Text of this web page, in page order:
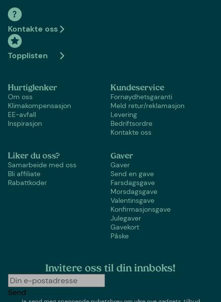
Kontakte oss
Topplisten
Hurtiglenker
Om oss
Klimakompensasjon
EE-avfall
Inspirasjon
Kundeservice
Fornøydhetsgaranti
Meld retur/reklamasjon
Levering
Bedriftsordre
Kontakte oss
Liker du oss?
Samarbeide med oss
Bli affiliate
Rabattkoder
Gaver
Gaver
Send en gave
Farsdagsgave
Morsdagsgave
Valentinsgave
Konfirmasjonsgave
Julegaver
Gavekort
Påske
Invitere oss til din innboks!
Send